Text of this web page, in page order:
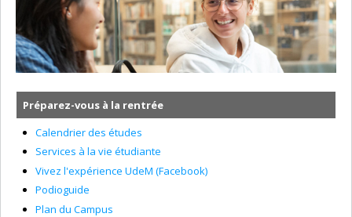
Préparez-vous à la rentrée
Calendrier des études
Services à la vie étudiante
Vivez l'expérience UdeM (Facebook)
Podioguide
Plan du Campus